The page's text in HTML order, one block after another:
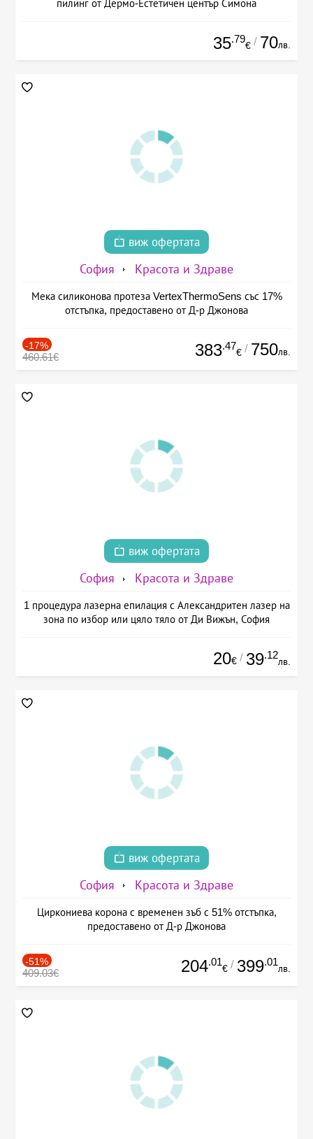
пилинг от Дермо-Естетичен център Симона
35.79
€ / 70лв.
виж офертата
София Красота и Здраве
Мека силиконова протеза VertexThermoSens със 17%
отстъпка, предоставено от Д-р Джонова
-17%
460.61€ 383.47
€ / 750лв.
виж офертата
София Красота и Здраве
1 процедура лазерна епилация с Александритен лазер на
зона по избор или цяло тяло от Ди Вижън, София
20€ / 39.12
лв.
виж офертата
София Красота и Здраве
Циркониева корона с временен зъб с 51% отстъпка,
предоставено от Д-р Джонова
-51%
409.03€ 204.01
€ / 399.01
лв.